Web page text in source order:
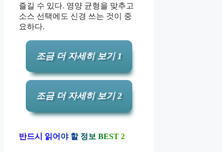
즐길 수 있다. 영양 균형을 맞추고
소스 선택에도 신경 쓰는 것이 중
요하다.
조금 더 자세히 보기 1
조금 더 자세히 보기 2
반드시 읽어야 할 정보 BEST 2